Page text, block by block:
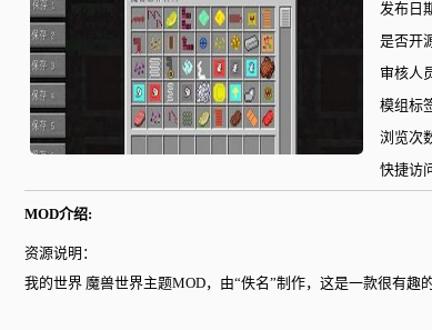
发布日
是否开
审核人
模组标
浏览次
快捷访
MOD介绍:
资源说明：
我的世界 魔兽世界主题MOD，由“佚名”制作，这是一款很有